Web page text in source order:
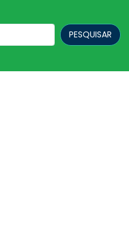
PESQUISAR